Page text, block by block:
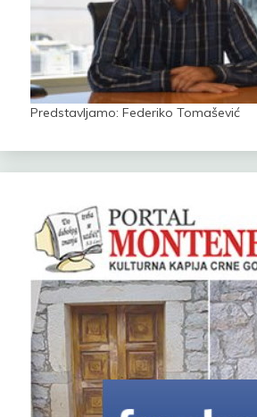
Predstavljamo: Federiko Tomašević